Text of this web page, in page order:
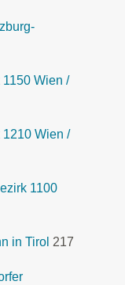
Wien /
1210 Wien /
1100
in Tirol 217